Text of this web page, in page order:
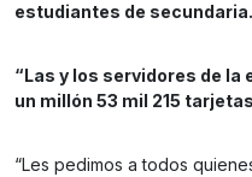
estudiantes de secundaria.
“Las y los servidores de
un millón 53 mil 215
“Les pedimos a todos